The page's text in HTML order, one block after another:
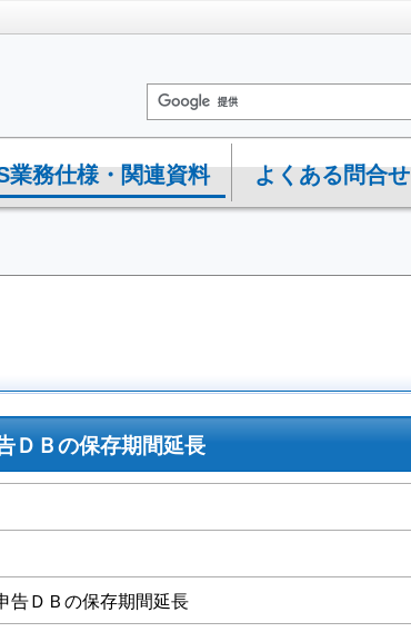
業務仕様・関連資料 よくある問合せ
ＤＢの保存期間延長
告ＤＢの保存期間延長